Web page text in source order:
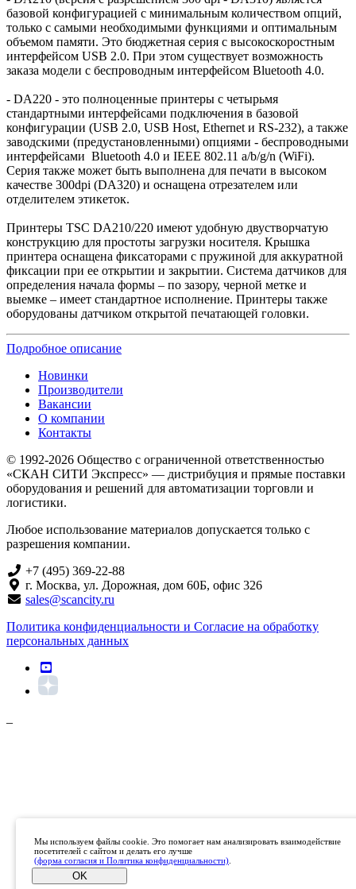
базовой конфигурацией с минимальным количеством опций,
только с самыми необходимыми функциями и оптимальным
объемом памяти. Это бюджетная серия с высокоскоростным
интерфейсом USB 2.0. При этом существует возможность
заказа модели с беспроводным интерфейсом Bluetooth 4.0.
- DA220 - это полноценные принтеры с четырьмя
стандартными интерфейсами подключения в базовой
конфигурации (USB 2.0, USB Host, Ethernet и RS-232), а также
заводскими (предустановленными) опциями - беспроводными
интерфейсами Bluetooth 4.0 и IEEE 802.11 a/b/g/n (WiFi).
Серия также может быть выполнена для печати в высоком
качестве 300dpi (DA320) и оснащена отрезателем или
отделителем этикеток.
Принтеры TSC DA210/220 имеют удобную двустворчатую
конструкцию для простоты загрузки носителя. Крышка
принтера оснащена фиксаторами с пружиной для аккуратной
фиксации при ее открытии и закрытии. Система датчиков для
определения начала формы – по зазору, черной метке и
выемке – имеет стандартное исполнение. Принтеры также
оборудованы датчиком открытой печатающей головки.
Подробное описание
Новинки
Производители
Вакансии
О компании
Контакты
© 1992-2026 Общество с ограниченной ответственностью
«СКАН СИТИ Экспресс» — дистрибуция и прямые поставки
оборудования и решений для автоматизации торговли и
логистики.
Любое использование материалов допускается только с
разрешения компании.
+7 (495) 369-22-88
г. Москва, ул. Дорожная, дом 60Б, офис 326
sales@scancity.ru
Политика конфиденциальности и Согласие на обработку
персональных данных
Мы используем файлы cookie. Это помогает нам анализировать взаимодействие
посетителей с сайтом и делать его лучше
(форма согласия и Политика конфиденциальности)
OK